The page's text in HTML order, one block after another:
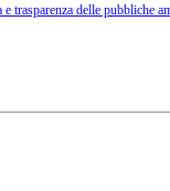
trasparenza delle pubbliche